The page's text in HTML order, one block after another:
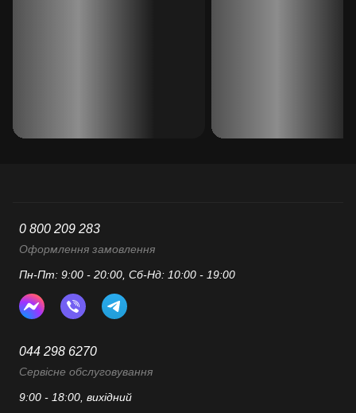
0 800 209 283
Оформлення замовлення
Пн-Пт: 9:00 - 20:00, Сб-Нд: 10:00 - 19:00
044 298 6270
Сервісне обслуговування
9:00 - 18:00, вихідний